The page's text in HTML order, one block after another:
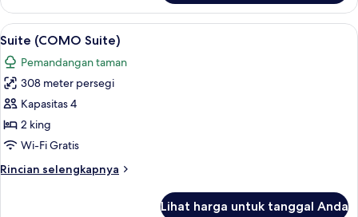
Suite
(COMO
Shambhala
Lihat
semua
foto
untuk
Suite
(COMO
Suite)
Seprai katun Mesir, seprai premium,
3
Suite (COMO Suite)
Pemandangan taman
308 meter persegi
Kapasitas 4
2 king
Wi-Fi Gratis
Rincian selengkapnya
Rincian
Lihat harga untuk tanggal Anda